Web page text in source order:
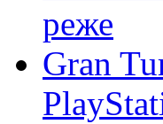
реже
Gran